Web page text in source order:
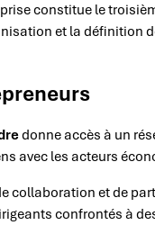
constitue le
et la définition
donne accès à un
avec les acteurs
collaboration et de
confrontés à